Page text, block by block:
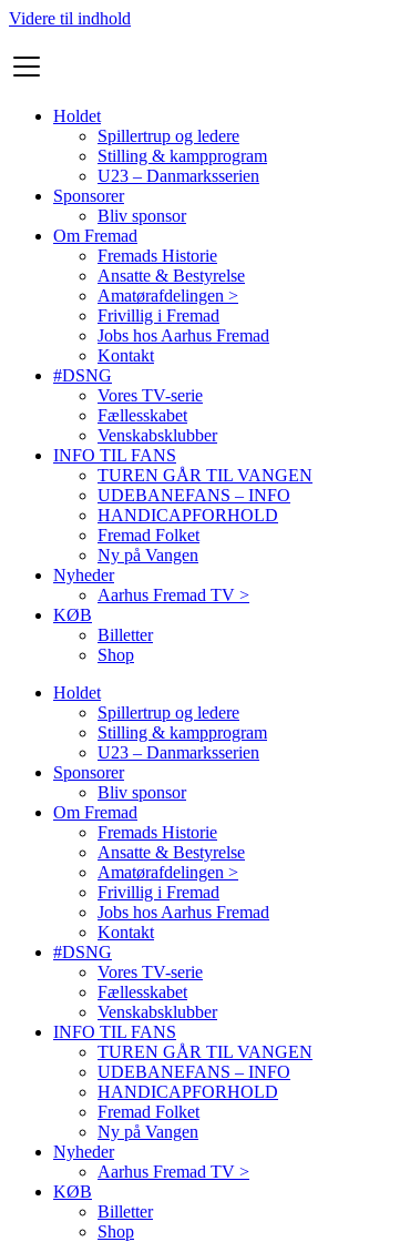
Videre til indhold
Holdet
Spillertrup og ledere
Stilling & kampprogram
U23 – Danmarksserien
Sponsorer
Bliv sponsor
Om Fremad
Fremads Historie
Ansatte & Bestyrelse
Amatørafdelingen >
Frivillig i Fremad
Jobs hos Aarhus Fremad
Kontakt
#DSNG
Vores TV-serie
Fællesskabet
Venskabsklubber
INFO TIL FANS
TUREN GÅR TIL VANGEN
UDEBANEFANS – INFO
HANDICAPFORHOLD
Fremad Folket
Ny på Vangen
Nyheder
Aarhus Fremad TV >
KØB
Billetter
Shop
Holdet
Spillertrup og ledere
Stilling & kampprogram
U23 – Danmarksserien
Sponsorer
Bliv sponsor
Om Fremad
Fremads Historie
Ansatte & Bestyrelse
Amatørafdelingen >
Frivillig i Fremad
Jobs hos Aarhus Fremad
Kontakt
#DSNG
Vores TV-serie
Fællesskabet
Venskabsklubber
INFO TIL FANS
TUREN GÅR TIL VANGEN
UDEBANEFANS – INFO
HANDICAPFORHOLD
Fremad Folket
Ny på Vangen
Nyheder
Aarhus Fremad TV >
KØB
Billetter
Shop